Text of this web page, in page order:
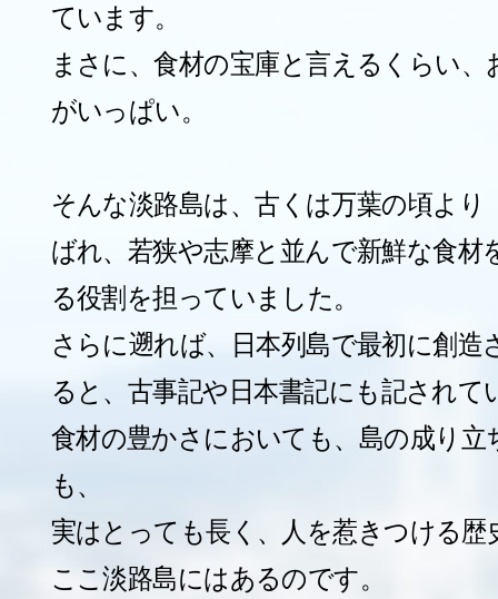
ています。
まさに、食材の宝庫と言えるくらい、
がいっぱい。
そんな淡路島は、古くは万葉の頃より
ばれ、若狭や志摩と並んで新鮮な食材
る役割を担っていました。
さらに遡れば、日本列島で最初に創造
ると、古事記や日本書記にも記されて
食材の豊かさにおいても、島の成り立
も、
実はとっても長く、人を惹きつける歴
ここ淡路島にはあるのです。